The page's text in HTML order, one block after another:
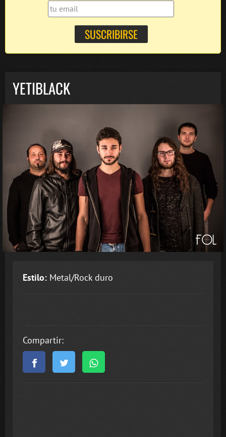
YETIBLACK
Estilo: Metal/Rock duro
Compartir: